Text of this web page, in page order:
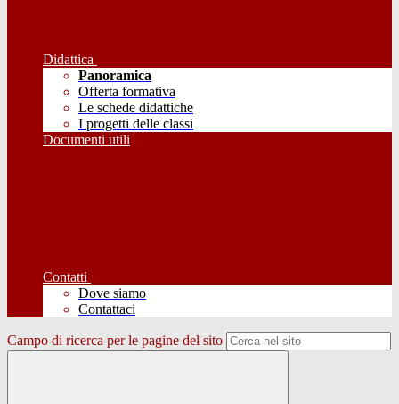
Didattica
Panoramica
Offerta formativa
Le schede didattiche
I progetti delle classi
Documenti utili
Contatti
Dove siamo
Contattaci
Campo di ricerca per le pagine del sito